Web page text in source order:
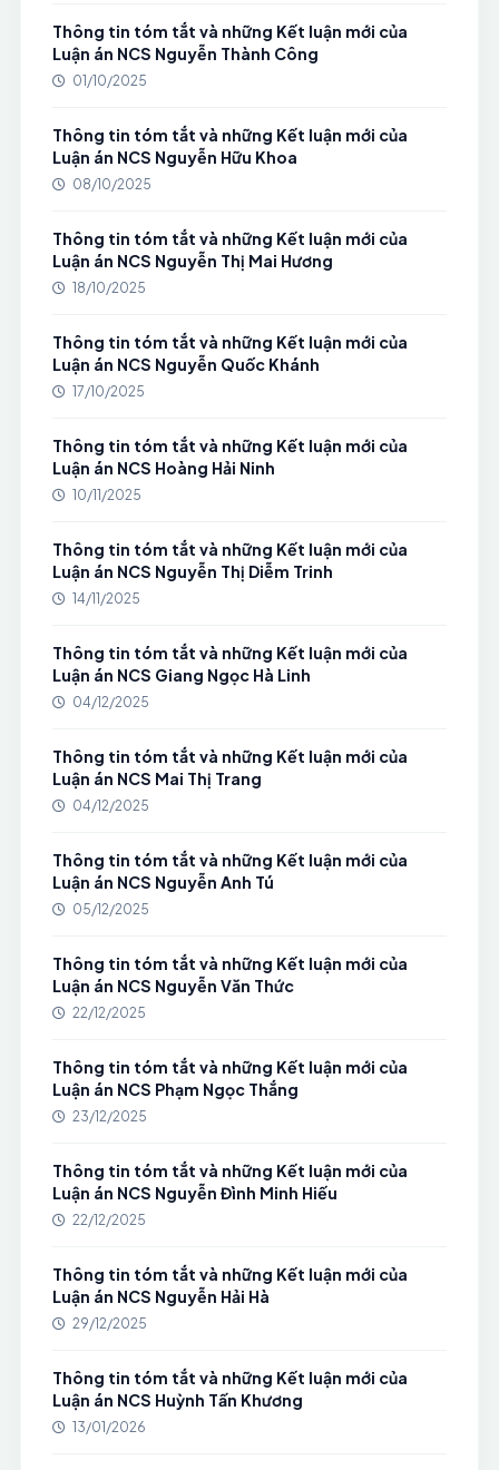
Thông tin tóm tắt và những Kết luận mới của
Luận án NCS Nguyễn Thành Công
01/10/2025
Thông tin tóm tắt và những Kết luận mới của
Luận án NCS Nguyễn Hữu Khoa
08/10/2025
Thông tin tóm tắt và những Kết luận mới của
Luận án NCS Nguyễn Thị Mai Hương
18/10/2025
Thông tin tóm tắt và những Kết luận mới của
Luận án NCS Nguyễn Quốc Khánh
17/10/2025
Thông tin tóm tắt và những Kết luận mới của
Luận án NCS Hoàng Hải Ninh
10/11/2025
Thông tin tóm tắt và những Kết luận mới của
Luận án NCS Nguyễn Thị Diễm Trinh
14/11/2025
Thông tin tóm tắt và những Kết luận mới của
Luận án NCS Giang Ngọc Hà Linh
04/12/2025
Thông tin tóm tắt và những Kết luận mới của
Luận án NCS Mai Thị Trang
04/12/2025
Thông tin tóm tắt và những Kết luận mới của
Luận án NCS Nguyễn Anh Tú
05/12/2025
Thông tin tóm tắt và những Kết luận mới của
Luận án NCS Nguyễn Văn Thức
22/12/2025
Thông tin tóm tắt và những Kết luận mới của
Luận án NCS Phạm Ngọc Thắng
23/12/2025
Thông tin tóm tắt và những Kết luận mới của
Luận án NCS Nguyễn Đình Minh Hiếu
22/12/2025
Thông tin tóm tắt và những Kết luận mới của
Luận án NCS Nguyễn Hải Hà
29/12/2025
Thông tin tóm tắt và những Kết luận mới của
Luận án NCS Huỳnh Tấn Khương
13/01/2026